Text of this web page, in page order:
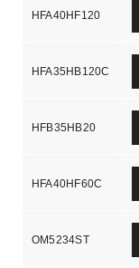
HFA40HF120
HFA35HB120C
HFB35HB20
HFA40HF60C
OM5234ST